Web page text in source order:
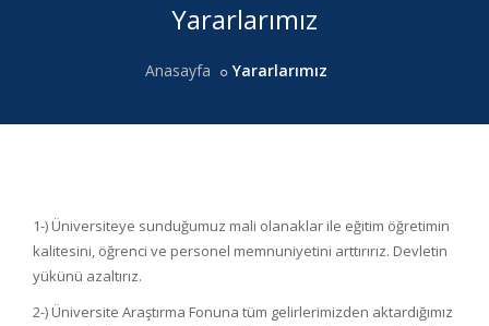
Yararlarımız
Anasayfa Yararlarımız
1-) Üniversiteye sunduğumuz mali olanaklar ile eğitim öğretimin
kalitesini, öğrenci ve personel memnuniyetini arttırırız. Devletin
yükünü azaltırız.
2-) Üniversite Araştırma Fonuna tüm gelirlerimizden aktardığımız